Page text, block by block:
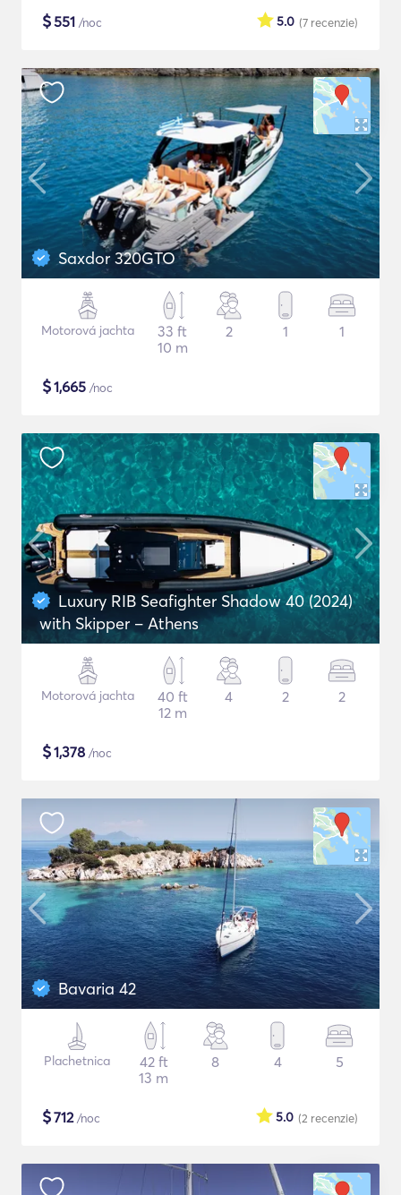
$551 /noc (7 recenzie)
5.0
Saxdor 320GTO
Motorová jachta
33 ft
10 m
2 1 1
$1,665 /noc
Luxury RIB Seafighter Shadow 40 (2024)
with Skipper – Athens
Motorová jachta
40 ft
12 m
4 2 2
$1,378 /noc
Bavaria 42
Plachetnica
42 ft
13 m
8 4 5
$712/noc (2 recenzie)
5.0